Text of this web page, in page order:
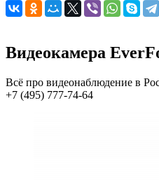
Видеокамера
Всё про видеонаблюдение в
+7 (495) 777-74-64